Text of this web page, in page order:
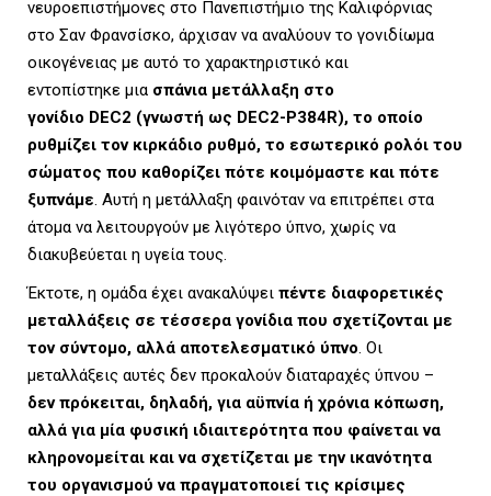
N
U
νευροεπιστήμονες στο Πανεπιστήμιο της Καλιφόρνιας
στο Σαν Φρανσίσκο, άρχισαν να αναλύουν το γονιδίωμα
οικογένειας με αυτό το χαρακτηριστικό και
εντοπίστηκε μια σπάνια μετάλλαξη στο
γονίδιο DEC2 (γνωστή ως DEC2-P384R), το οποίο
ρυθμίζει τον κιρκάδιο ρυθμό, το εσωτερικό ρολόι του
σώματος που καθορίζει πότε κοιμόμαστε και πότε
ξυπνάμε. Αυτή η μετάλλαξη φαινόταν να επιτρέπει στα
άτομα να λειτουργούν με λιγότερο ύπνο, χωρίς να
διακυβεύεται η υγεία τους.
Έκτοτε, η ομάδα έχει ανακαλύψει πέντε διαφορετικές
μεταλλάξεις σε τέσσερα γονίδια που σχετίζονται με
τον σύντομο, αλλά αποτελεσματικό ύπνο. Οι
μεταλλάξεις αυτές δεν προκαλούν διαταραχές ύπνου –
δεν πρόκειται, δηλαδή, για αϋπνία ή χρόνια κόπωση,
αλλά για μία φυσική ιδιαιτερότητα που φαίνεται να
κληρονομείται και να σχετίζεται με την ικανότητα
του οργανισμού να πραγματοποιεί τις κρίσιμες